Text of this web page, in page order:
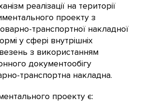
реалізації на території
проекту з
транспортної накладної
у сфері внутрішніх
з використанням
документообігу
транспортна накладна.
проекту є: